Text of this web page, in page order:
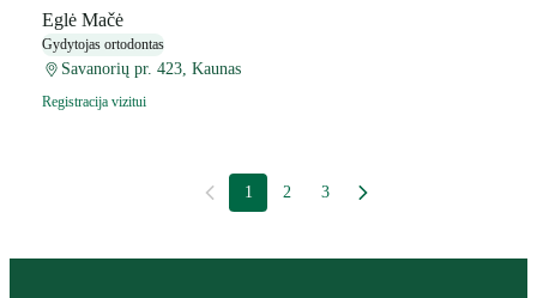
Eglė Mačė
Gydytojas ortodontas
Savanorių pr. 423, Kaunas
Registracija vizitui
1 2 3